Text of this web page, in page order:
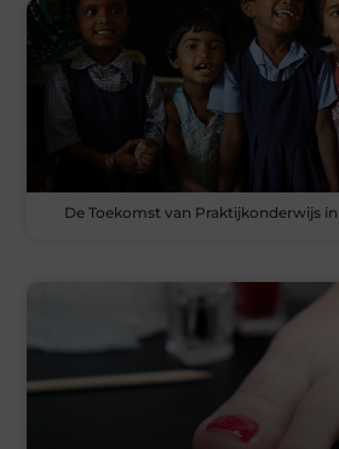
De Toekomst van Praktijkonderwijs